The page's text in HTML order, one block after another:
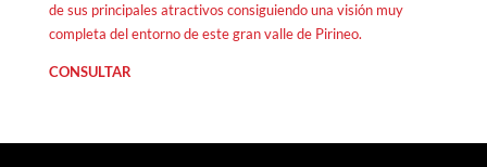
de sus principales atractivos consiguiendo una visión muy
completa del entorno de este gran valle de Pirineo.
CONSULTAR